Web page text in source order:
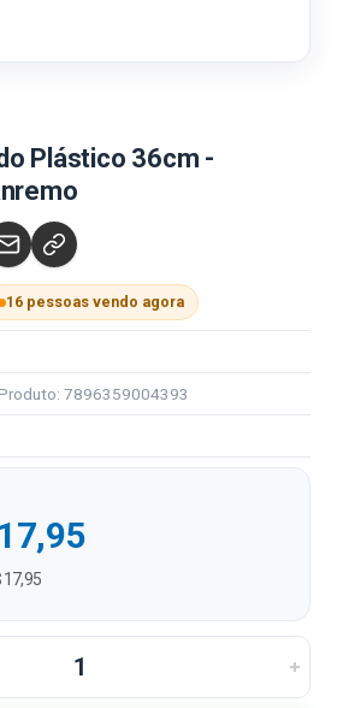
Plástico 36cm -
16 pessoas vendo agora
7896359004393
17,95